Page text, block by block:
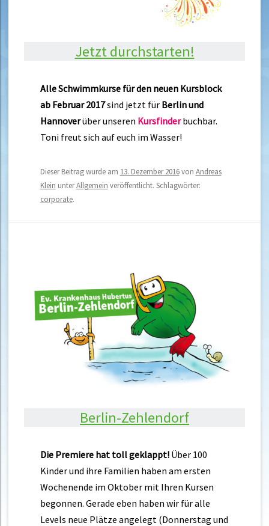
Jetzt durchstarten!
Alle Schwimmkurse für den neuen Kursblock
ab Februar 2017sind jetzt für Berlin und
Hannoverüber unseren Kursfinderbuchbar.
Toni freut sich auf euch im Wasser!
Dieser Beitrag wurde am 13. Dezember 2016von Andreas
Klein unterAllgemein veröffentlicht. Schlagwörter:
corporate.
Berlin-Zehlendorf
Die Premiere hat toll geklappt!Über 100
Kinder und ihre Familien haben am ersten
Wochenende im Oktober mit Ihren Kursen
begonnen. Gerade eben haben wir für alle
Levels neue Plätze angelegt (Donnerstag und